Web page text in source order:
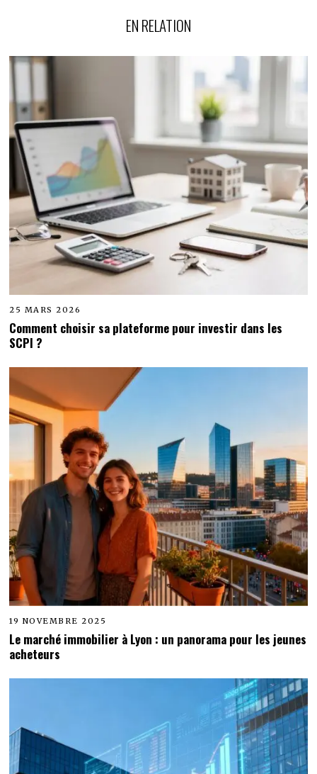
EN RELATION
25 MARS 2026
Comment choisir sa plateforme pour investir dans les
SCPI ?
19 NOVEMBRE 2025
Le marché immobilier à Lyon : un panorama pour les jeunes
acheteurs